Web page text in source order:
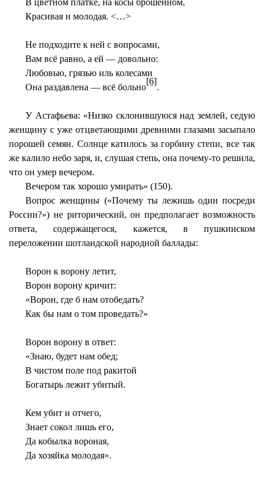
В цветном платке, на косы брошенном,
Красивая и молодая. <…>
Не подходите к ней с вопросами,
Вам всё равно, а ей — довольно:
Любовью, грязью иль колесами
Она раздавлена — всё больно
[6]
.
У Астафьева: «Низко склонившуюся над землей, седую
женщину с уже отцветающими древними глазами засыпало
порошей семян. Солнце катилось за горбину степи, все так
же калило небо заря, и, слушая степь, она почему-то решила,
что он умер вечером.
Вечером так хорошо умирать» (150).
Вопрос женщины («Почему ты лежишь один посреди
России?») не риторический, он предполагает возможность
ответа, содержащегося, кажется, в пушкинском
переложении шотландской народной баллады:
Ворон к ворону летит,
Ворон ворону кричит:
«Ворон, где б нам отобедать?
Как бы нам о том проведать?»
Ворон ворону в ответ:
«Знаю, будет нам обед;
В чистом поле под ракитой
Богатырь лежит убитый.
Кем убит и отчего,
Знает сокол лишь его,
Да кобылка вороная,
Да хозяйка молодая».